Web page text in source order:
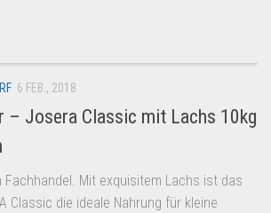
6 FEB., 2018
– Josera Classic mit Lachs 10kg
Mit exquisitem Lachs ist das
Classic die ideale Nahrung für kleine